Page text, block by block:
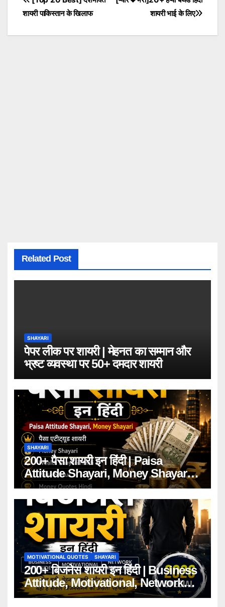
शायरी भाई के लिए
शायरी पाकिस्तान के खिलाफ
Related Post
SHAYARI
पेपर लीक पर शायरी | मेहनत का सम्मान और
भ्रष्ट व्यवस्था पर 50+ दमदार शायरी
SHAYARI
200+ पैसा शायरी इन हिंदी | Paisa
Attitude Shayari, Money Shayari
2026
MOTIVATIONAL QUOTES SHAYARI
200+ बिजनेस शायरी इन हिंदी | Business
Attitude, Motivational, Network
Marketing Shayari 2026